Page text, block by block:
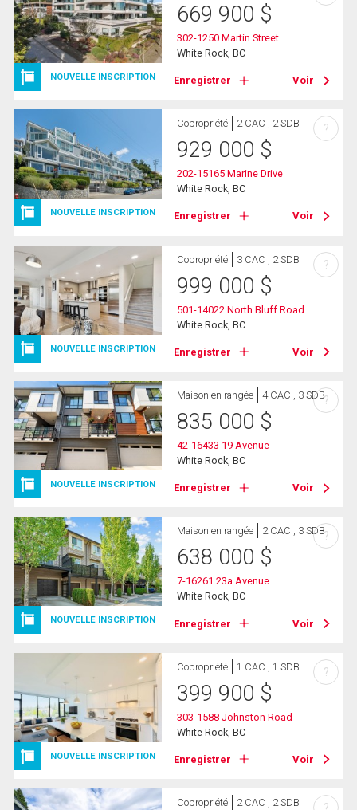
NOUVELLE INSCRIPTION
669 900 $
302-1250 Martin Street
White Rock, BC
Enregistrer Voir
NOUVELLE INSCRIPTION
Copropriété 2 CAC , 2 SDB
929 000 $
202-15165 Marine Drive
White Rock, BC
Enregistrer Voir
?
NOUVELLE INSCRIPTION
Copropriété 3 CAC , 2 SDB
999 000 $
501-14022 North Bluff Road
White Rock, BC
Enregistrer Voir
?
NOUVELLE INSCRIPTION
Maison en rangée 4 CAC , 3 SDB
835 000 $
42-16433 19 Avenue
White Rock, BC
Enregistrer Voir
?
NOUVELLE INSCRIPTION
Maison en rangée 2 CAC , 3 SDB
638 000 $
7-16261 23a Avenue
White Rock, BC
Enregistrer Voir
?
NOUVELLE INSCRIPTION
Copropriété 1 CAC , 1 SDB
399 900 $
303-1588 Johnston Road
White Rock, BC
Enregistrer Voir
?
Copropriété 2 CAC , 2 SDB